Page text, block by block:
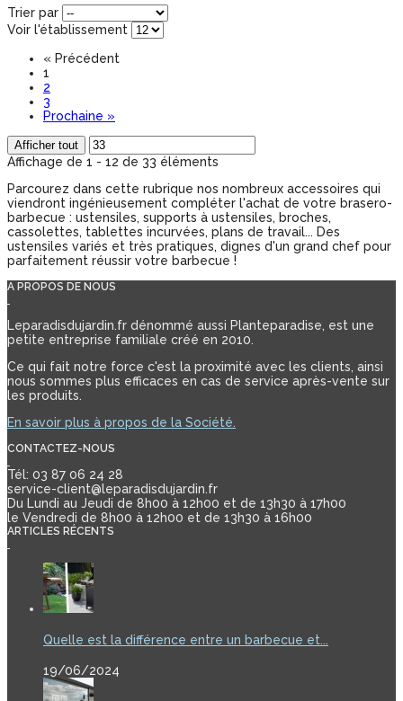
Trier par
Voir l'établissement
« Précédent
1
2
3
Prochaine »
Afficher tout
Affichage de 1 - 12 de 33 éléments
Parcourez dans cette rubrique nos nombreux accessoires qui
viendront ingénieusement compléter l'achat de votre brasero-
barbecue : ustensiles, supports à ustensiles, broches,
cassolettes, tablettes incurvées, plans de travail... Des
ustensiles variés et très pratiques, dignes d'un grand chef pour
parfaitement réussir votre barbecue !
A PROPOS DE NOUS
Leparadisdujardin.fr dénommé aussi Planteparadise, est une
petite entreprise familiale créé en 2010.
Ce qui fait notre force c'est la proximité avec les clients, ainsi
nous sommes plus efficaces en cas de service après-vente sur
les produits.
En savoir plus à propos de la Société.
CONTACTEZ-NOUS
Tél: 03 87 06 24 28
service-client@leparadisdujardin.fr
Du Lundi au Jeudi de 8h00 à 12h00 et de 13h30 à 17h00
le Vendredi de 8h00 à 12h00 et de 13h30 à 16h00
ARTICLES RÉCENTS
Quelle est la différence entre un barbecue et...
19/06/2024